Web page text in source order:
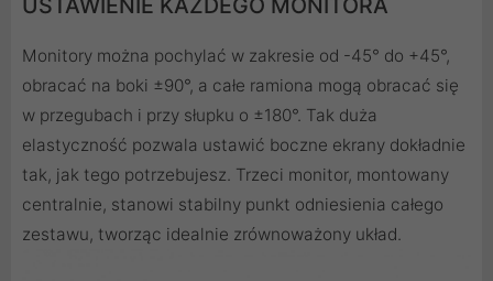
USTAWIENIE KAŻDEGO MONITORA
Monitory można pochylać w zakresie od -45° do +45°,
obracać na boki ±90°, a całe ramiona mogą obracać się
w przegubach i przy słupku o ±180°. Tak duża
elastyczność pozwala ustawić boczne ekrany dokładnie
tak, jak tego potrzebujesz. Trzeci monitor, montowany
centralnie, stanowi stabilny punkt odniesienia całego
zestawu, tworząc idealnie zrównoważony układ.